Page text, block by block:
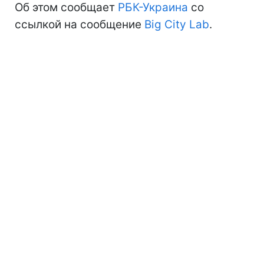
Об этом сообщает РБК-Украина со
ссылкой на сообщение Big City Lab.